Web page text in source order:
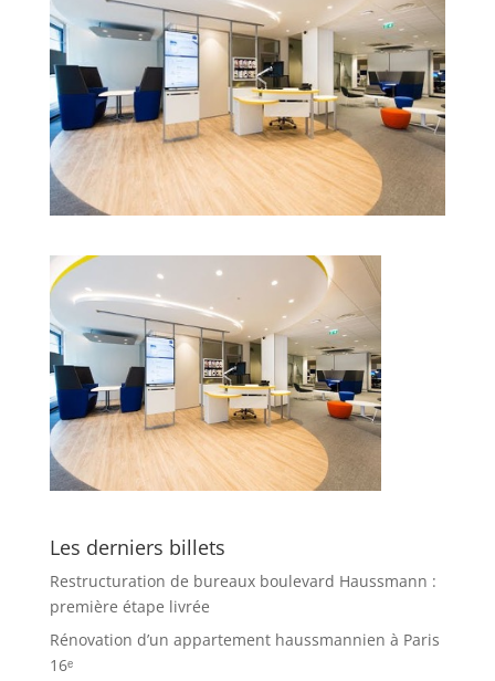
Les derniers billets
Restructuration de bureaux boulevard Haussmann :
première étape livrée
Rénovation d’un appartement haussmannien à Paris
16ᵉ